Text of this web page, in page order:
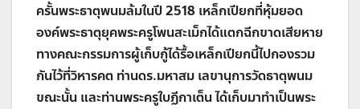
ครั้นพระธาตุพนมล้มในปี 2518 เหล็กเปียกที่หุ้มยอด
องค์พระธาตุยุคพระครูโพนสะเม็กได้แตกฉีกขาดเสียหาย
ทางคณะกรรมการผู้เก็บกู้ได้รื้อเหล็กเปียกนี้ไปกองรวม
กันไว้ที่วิหารคต ท่านดร.มหาสม เลขานุการวัดธาตุพนม
ขณะนั้น และท่านพระครูใบฏีกาเต็น ได้เก็บมาทำเป็นพระ